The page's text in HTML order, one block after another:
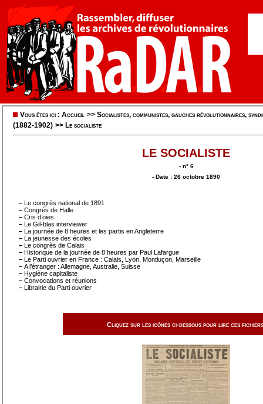
Vous êtes ici : Accueil >> Socialistes, communistes, gauches révolutionnaires,
(1882-1902) >> Le socialiste
LE SOCIALISTE
- n° 6
- Date : 26 octobre 1890
– Le congrès national de 1891
– Congrès de Halle
– Cris d’oies
– Le Gil-blas interviewer
– La journée de 8 heures et les partis en Angleterre
– La jeunesse des écoles
– Le congrès de Calais
– Historique de la journée de 8 heures par Paul Lafargue
– Le Parti ouvrier en France : Calais, Lyon, Montluçon, Marseille
– A l’étranger : Allemagne, Australie, Suisse
– Hygiène capitaliste
– Convocations et réunions
– Librairie du Parti ouvrier
Cliquez sur les icônes ci-dessous pour lire ces